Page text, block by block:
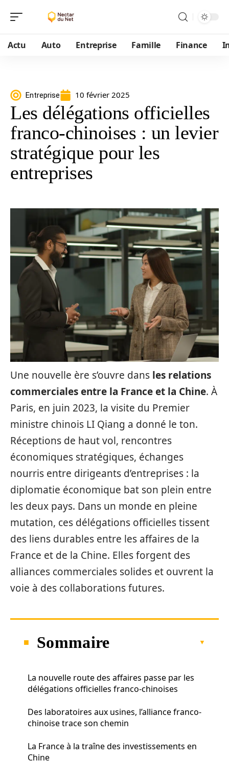
Actu Auto Entreprise Famille Finance
Entreprise 10 février 2025
Les délégations officielles
franco-chinoises : un levier
stratégique pour les
entreprises
Une nouvelle ère s’ouvre dans les relations
commerciales entre la France et la Chine. À
Paris, en juin 2023, la visite du Premier
ministre chinois LI Qiang a donné le ton.
Réceptions de haut vol, rencontres
économiques stratégiques, échanges
nourris entre dirigeants d’entreprises : la
diplomatie économique bat son plein entre
les deux pays. Dans un monde en pleine
mutation, ces délégations officielles tissent
des liens durables entre les affaires de la
France et de la Chine. Elles forgent des
alliances commerciales solides et ouvrent la
voie à des collaborations futures.
Sommaire
La nouvelle route des affaires passe par les
délégations officielles franco-chinoises
Des laboratoires aux usines, l’alliance franco-
chinoise trace son chemin
La France à la traîne des investissements en
Chine